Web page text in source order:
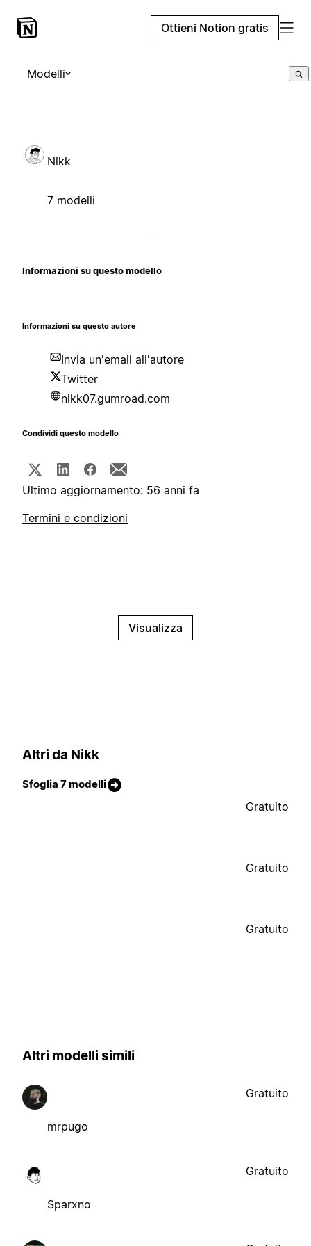
Ottieni Notion gratis
Modelli
Nikk
7 modelli
Informazioni su questo modello
Informazioni su questo autore
Invia un'email all'autore
Twitter
nikk07.gumroad.com
Condividi questo modello
Ultimo aggiornamento: 56 anni fa
Termini e condizioni
Visualizza
Altri da Nikk
Sfoglia 7 modelli
Gratuito
Gratuito
Gratuito
Altri modelli simili
mrpugo
Gratuito
Sparxno
Gratuito